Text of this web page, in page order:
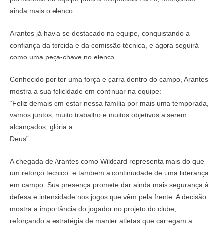
ainda mais o elenco.
Arantes já havia se destacado na equipe, conquistando a
confiança da torcida e da comissão técnica, e agora seguirá
como uma peça-chave no elenco.
Conhecido por ter uma força e garra dentro do campo, Arantes
mostra a sua felicidade em continuar na equipe:
“Feliz demais em estar nessa família por mais uma temporada,
vamos juntos, muito trabalho e muitos objetivos a serem
alcançados, glória a
Deus”.
A chegada de Arantes como Wildcard representa mais do que
um reforço técnico: é também a continuidade de uma liderança
em campo. Sua presença promete dar ainda mais segurança à
defesa e intensidade nos jogos que vêm pela frente. A decisão
mostra a importância do jogador no projeto do clube,
reforçando a estratégia de manter atletas que carregam a